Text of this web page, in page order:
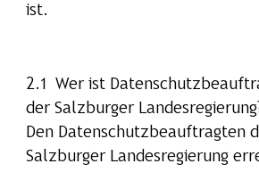
ist.
2.1 Wer ist
der Salzburger
Den Datenschutzbeauftragten
Salzburger Landesregierung